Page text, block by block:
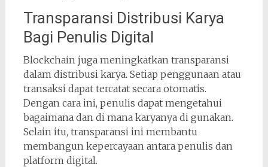
Transparansi Distribusi Karya
Bagi Penulis Digital
Blockchain juga meningkatkan transparansi
dalam distribusi karya. Setiap penggunaan atau
transaksi dapat tercatat secara otomatis.
Dengan cara ini, penulis dapat mengetahui
bagaimana dan di mana karyanya di gunakan.
Selain itu, transparansi ini membantu
membangun kepercayaan antara penulis dan
platform digital.